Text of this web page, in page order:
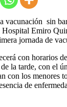
vacunación sin
Emiro
jornada de
con horarios
la tarde, con el
con los menores
de